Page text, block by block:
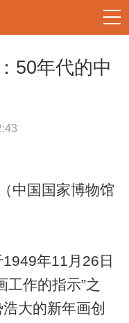
50年代的中
（中国国家博物馆
年11月26日
工作的指示”之
大的新年画创